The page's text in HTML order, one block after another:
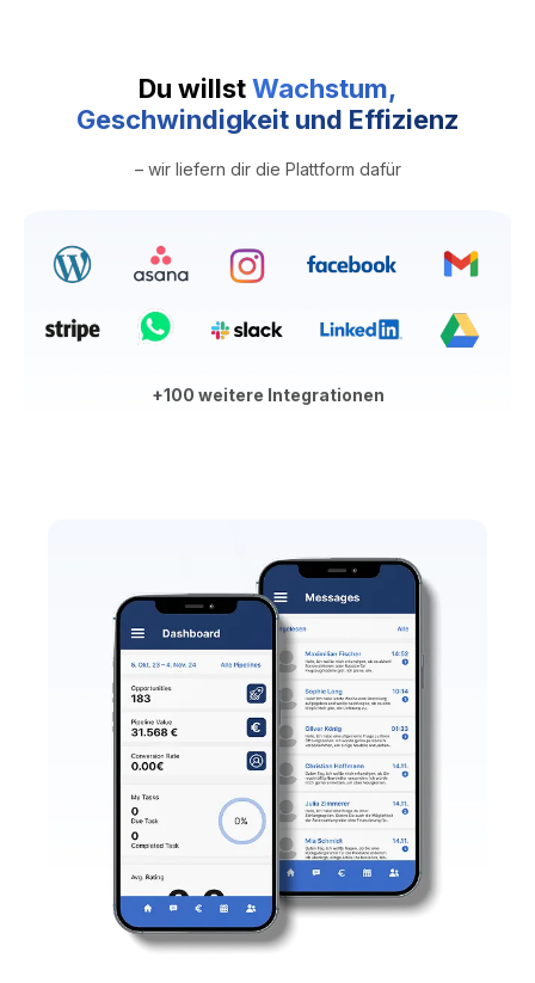
Du willstWachstum,
Geschwindigkeit und Effizienz
– wir liefern dir die Plattform dafür
+100 weitere Integrationen